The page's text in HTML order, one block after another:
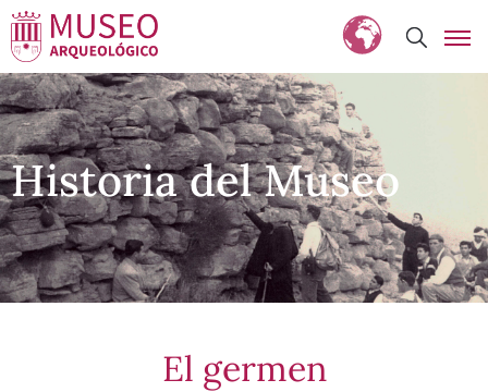
Historia del Museo
El germen